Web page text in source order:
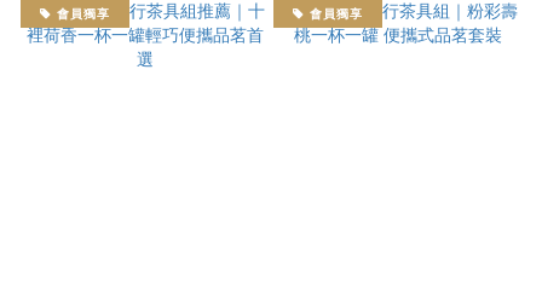
會員獨享 會員獨享